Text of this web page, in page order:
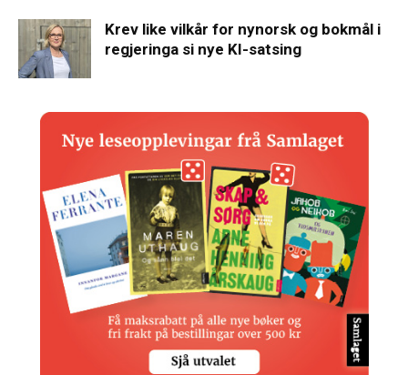
Krev like vilkår for nynorsk og bokmål i
regjeringa si nye KI-satsing